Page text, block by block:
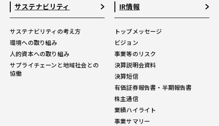
サステナビリティ
サステナビリティの考え方
環境への取り組み
人的資本への取り組み
サプライチェーンと地域社会との
協働
IR情報
トップメッセージ
ビジョン
事業等のリスク
決算説明会資料
決算短信
有価証券報告書・半期報告書
株主通信
業績ハイライト
事業サマリー